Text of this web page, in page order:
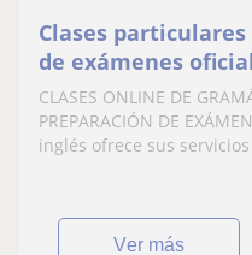
Clases
de exámenes
CLASES ONLINE DE
PREPARACIÓN DE
inglés ofrece sus
ver más